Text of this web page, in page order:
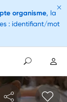
organisme, la
: identifiant/mot